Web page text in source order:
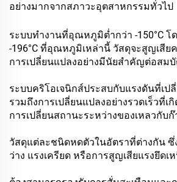
อย่างมากจากสภาวะอุตสาหกรรมทั่วไป
ระบบทำงานที่อุณหภูมิต่ำกว่า -150°C โ
-196°C ที่อุณหภูมิเหล่านี้ วัสดุจะสูญเสีย
การเปลี่ยนแปลงอย่างมีนัยสำคัญต่อสม
ระบบคริโอเจนิกส์ประสบกับแรงดันที่เป
รวมถึงการเปลี่ยนแปลงอย่างรวดเร็วที่
การเปลี่ยนสถานะระหว่างของเหลวกับก๊
วัสดุแต่ละชนิดหดตัวในอัตราที่ต่างกัน ซึ่
ว่าง แรงเครียด หรือการสูญเสียแรงยึดเ